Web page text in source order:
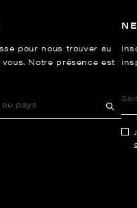
pour nous trouver au
Notre présence est